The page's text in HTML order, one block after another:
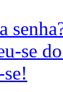
se